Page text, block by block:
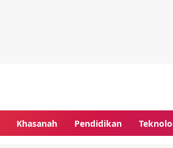
Khasanah Pendidikan